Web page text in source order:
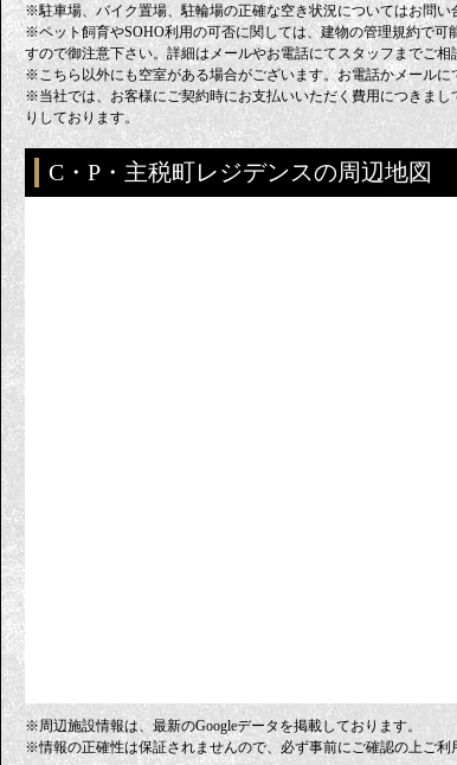
※駐車場、バイク置場、駐輪場の正確な空き状況についてはお問い
※ペット飼育やSOHO利用の可否に関しては、建物の管理規約で
すので御注意下さい。詳細はメールやお電話にてスタッフまでご相
※こちら以外にも空室がある場合がございます。お電話かメールに
※当社では、お客様にご契約時にお支払いいただく費用につきま
りしております。
C・P・主税町レジデンスの周辺地図
※周辺施設情報は、最新のGoogleデータを掲載しております。
※情報の正確性は保証されませんので、必ず事前にご確認の上ご利